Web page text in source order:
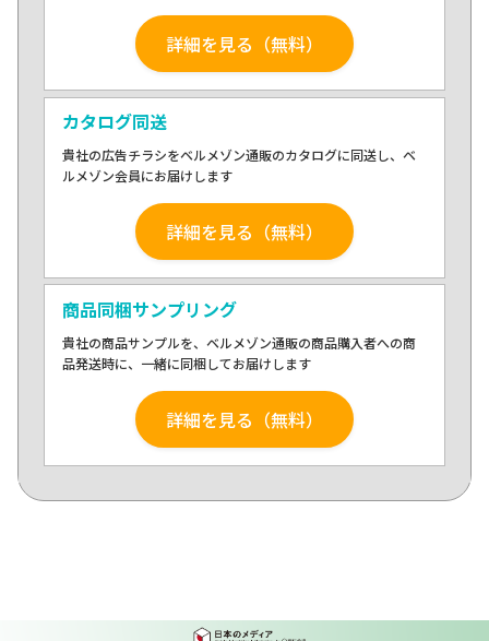
詳細を見る（無料）
カタログ同送
貴社の広告チラシをベルメゾン通販のカタログに同送し、ベ
ルメゾン会員にお届けします
詳細を見る（無料）
商品同梱サンプリング
貴社の商品サンプルを、ベルメゾン通販の商品購入者への商
品発送時に、一緒に同梱してお届けします
詳細を見る（無料）